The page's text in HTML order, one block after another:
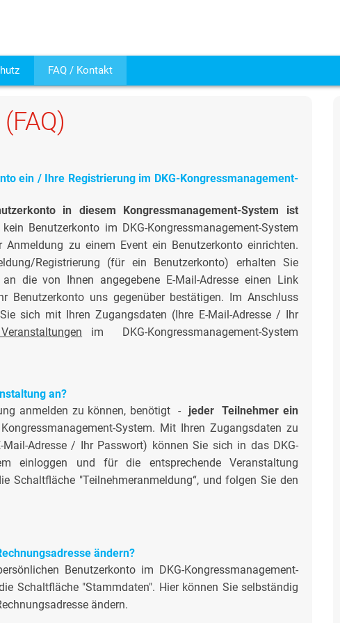
FAQ / Kontakt
ein / Ihre Registrierung im DKG-Kongressmanagement-
in diesem Kongressmanagement-System ist
Benutzerkonto im DKG-Kongressmanagement-System
zu einem Event ein Benutzerkonto einrichten.
Registrierung (für ein Benutzerkonto) erhalten Sie
die von Ihnen angegebene E-Mail-Adresse einen Link
Benutzerkonto uns gegenüber bestätigen. Im Anschluss
sich mit Ihren Zugangsdaten (Ihre E-Mail-Adresse / Ihr
im DKG-Kongressmanagement-System
an?
anmelden zu können, benötigt -
jeder Teilnehmer ein
System. Mit Ihren Zugangsdaten zu
Mail-Adresse / Ihr Passwort) können Sie sich in das DKG-
einloggen und für die entsprechende Veranstaltung
Schaltfläche "Teilnehmeranmeldung“, und folgen Sie den
ändern?
Benutzerkonto im DKG-Kongressmanagement-
Schaltfläche "Stammdaten". Hier können Sie selbständig
ändern.